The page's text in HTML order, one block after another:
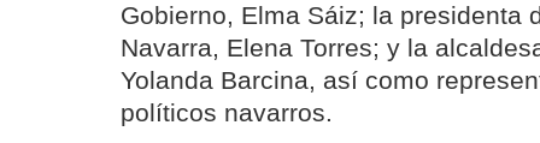
Gobierno, Elma Sáiz; la presidenta
Navarra, Elena Torres; y la
Yolanda Barcina, así como
políticos navarros.